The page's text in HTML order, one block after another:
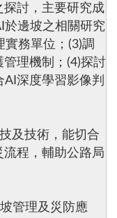
討，主要研究成
於邊坡之相關研究
務單位；(3)調
理機制；(4)探討
深度學習影像判
及技術，能切合
程，輔助公路局
管理及災防應